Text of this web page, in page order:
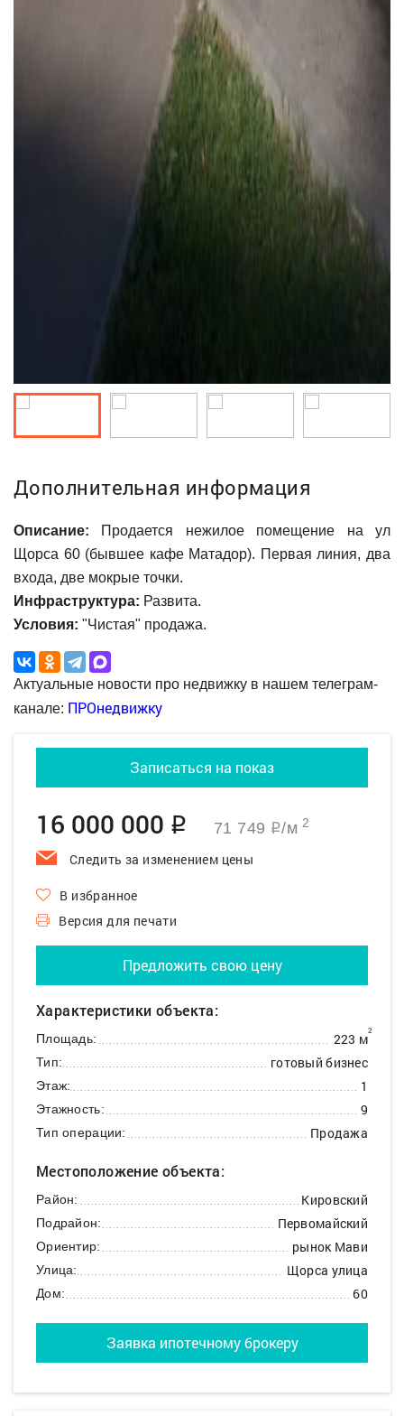
Дополнительная информация
Описание: Продается нежилое помещение на ул
Щорса 60 (бывшее кафе Матадор). Первая линия, два
входа, две мокрые точки.
Инфраструктура: Развита.
Условия: "Чистая" продажа.
Актуальные новости про недвижку в нашем телеграм-
канале: ПРОнедвижку
Записаться на показ
16 000 000 q 71 749 q/м2
Следить за изменением цены
В избранное
Версия для печати
Предложить свою цену
Характеристики объекта:
Площадь: 223 м2
Тип: готовый бизнес
Этаж: 1
Этажность: 9
Тип операции: Продажа
Местоположение объекта:
Район: Кировский
Подрайон: Первомайский
Ориентир: рынок Мави
Улица: Щорса улица
Дом: 60
Заявка ипотечному брокеру